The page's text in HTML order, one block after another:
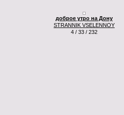
доброе утро на Дону
STRANNIK VSELENNOY
4 / 33 / 232